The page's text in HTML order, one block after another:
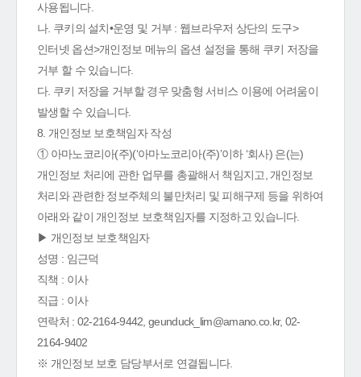
사용됩니다.
나. 쿠키의 설치•운영 및 거부 : 웹브라우저 상단의 도구>
인터넷 옵션>개인정보 메뉴의 옵션 설정을 통해 쿠키 저장을
거부 할 수 있습니다.
다. 쿠키 저장을 거부할 경우 맞춤형 서비스 이용에 어려움이
발생할 수 있습니다.
8. 개인정보 보호책임자 작성
① 아마노코리아(주)(‘아마노코리아(주)’이하 ‘회사) 은(는)
개인정보 처리에 관한 업무를 총괄해서 책임지고, 개인정보
처리와 관련한 정보주체의 불만처리 및 피해구제 등을 위하여
아래와 같이 개인정보 보호책임자를 지정하고 있습니다.
▶ 개인정보 보호책임자
성명 : 임근덕
직책 : 이사
직급 : 이사
연락처 : 02-2164-9442, geunduck_lim@amano.co.kr, 02-
2164-9402
※ 개인정보 보호 담당부서로 연결됩니다.